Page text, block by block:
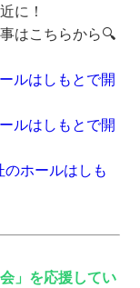
に！
はこちらから🔍
ルはしもとで開
ルはしもとで開
ホールはしも
」を応援してい